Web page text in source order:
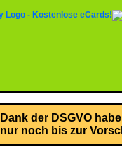
Dank der DSGVO
nur noch bis zur